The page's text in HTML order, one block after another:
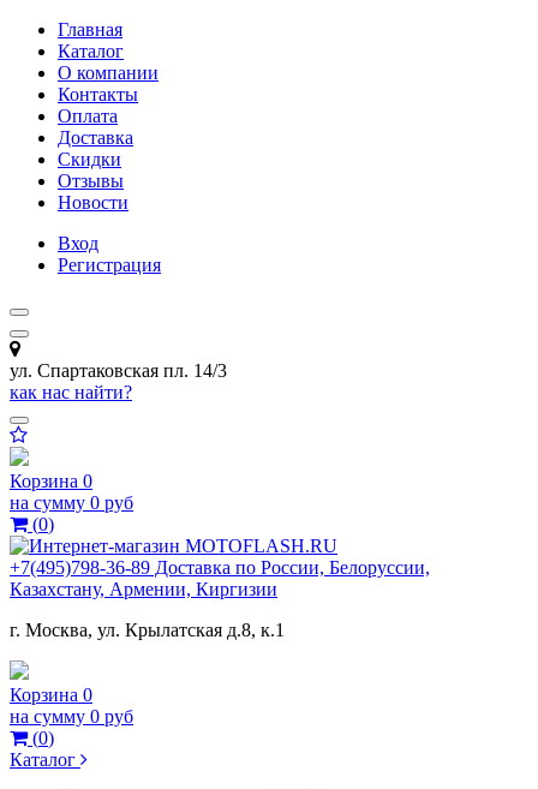
Главная
Каталог
О компании
Контакты
Оплата
Доставка
Скидки
Отзывы
Новости
Вход
Регистрация
ул. Спартаковская пл. 14/3
как нас найти?
Корзина 0
на сумму 0 руб
(0)
+7(495)798-36-89 Доставка по России, Белоруссии,
Казахстану, Армении, Киргизии
г. Москва, ул. Крылатская д.8, к.1
Корзина 0
на сумму 0 руб
(0)
Каталог